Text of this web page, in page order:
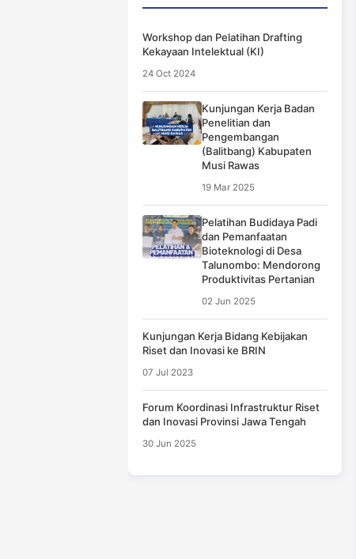
Workshop dan Pelatihan Drafting
Kekayaan Intelektual (KI)
24 Oct 2024
Kunjungan Kerja Badan
Penelitian dan
Pengembangan
(Balitbang) Kabupaten
Musi Rawas
19 Mar 2025
Pelatihan Budidaya Padi
dan Pemanfaatan
Bioteknologi di Desa
Talunombo: Mendorong
Produktivitas Pertanian
02 Jun 2025
Kunjungan Kerja Bidang Kebijakan
Riset dan Inovasi ke BRIN
07 Jul 2023
Forum Koordinasi Infrastruktur Riset
dan Inovasi Provinsi Jawa Tengah
30 Jun 2025